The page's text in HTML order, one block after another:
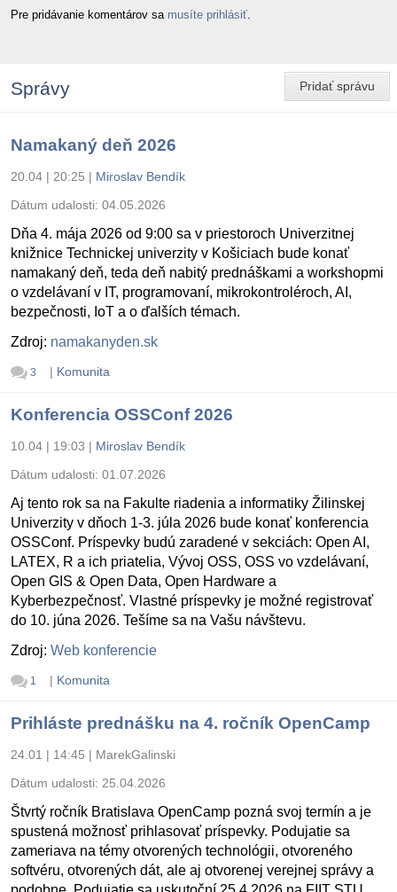
Pre pridávanie komentárov sa musíte prihlásiť
Pridať správu
Správy
Namakaný deň 2026
20.04 | 20:25 | Miroslav Bendík
Dátum udalosti: 04.05.2026
Dňa 4. mája 2026 od 9:00 sa v priestoroch Univerzitnej
knižnice Technickej univerzity v Košiciach bude konať
namakaný deň, teda deň nabitý prednáškami a workshopmi
o vzdelávaní v IT, programovaní, mikrokontroléroch, AI,
bezpečnosti, IoT a o ďalších témach.
Zdroj: namakanyden.sk
3 | Komunita
Konferencia OSSConf 2026
10.04 | 19:03 | Miroslav Bendík
Dátum udalosti: 01.07.2026
Aj tento rok sa na Fakulte riadenia a informatiky Žilinskej
Univerzity v dňoch 1-3. júla 2026 bude konať konferencia
OSSConf. Príspevky budú zaradené v sekciách: Open AI,
LATEX, R a ich priatelia, Vývoj OSS, OSS vo vzdelávaní,
Open GIS & Open Data, Open Hardware a
Kyberbezpečnosť. Vlastné príspevky je možné registrovať
do 10. júna 2026. Tešíme sa na Vašu návštevu.
Zdroj: Web konferencie
1 | Komunita
Prihláste prednášku na 4. ročník OpenCamp
24.01 | 14:45 | MarekGalinski
Dátum udalosti: 25.04.2026
Štvrtý ročník Bratislava OpenCamp pozná svoj termín a je
spustená možnosť prihlasovať príspevky. Podujatie sa
zameriava na témy otvorených technológii, otvoreného
softvéru, otvorených dát, ale aj otvorenej verejnej správy a